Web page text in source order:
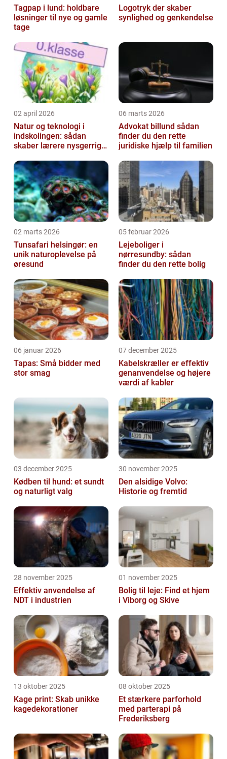
Tagpap i lund: holdbare
løsninger til nye og gamle
tage
Logotryk der skaber
synlighed og genkendelse
02 april 2026
Natur og teknologi i
indskolingen: sådan
skaber lærere nysgerrige
06 marts 2026
Advokat billund sådan
finder du den rette
juridiske hjælp til familien
02 marts 2026
Tunsafari helsingør: en
unik naturoplevelse på
øresund
05 februar 2026
Lejeboliger i
nørresundby: sådan
finder du den rette bolig
06 januar 2026
Tapas: Små bidder med
stor smag
07 december 2025
Kabelskræller er effektiv
genanvendelse og højere
værdi af kabler
03 december 2025
Kødben til hund: et sundt
og naturligt valg
30 november 2025
Den alsidige Volvo:
Historie og fremtid
28 november 2025
Effektiv anvendelse af
NDT i industrien
01 november 2025
Bolig til leje: Find et hjem
i Viborg og Skive
13 oktober 2025
Kage print: Skab unikke
kagedekorationer
08 oktober 2025
Et stærkere parforhold
med parterapi på
Frederiksberg